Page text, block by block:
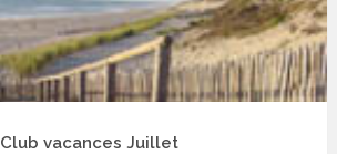
Club vacances Juillet